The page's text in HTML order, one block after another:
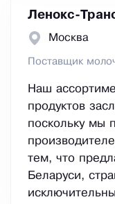
Ленокс-
Москва
Поставщик
Наш
продуктов
поскольку мы
тем, что
Беларуси,